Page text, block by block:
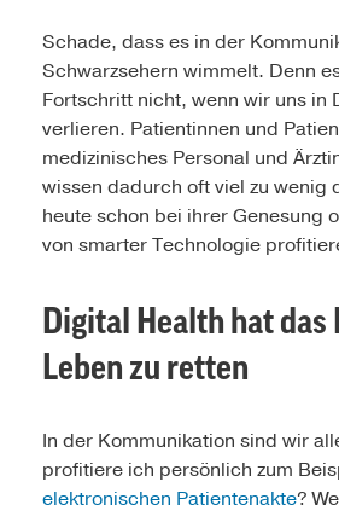
Schade, dass es in der
Schwarzsehern wimmelt. Denn
Fortschritt nicht, wenn wir uns in
verlieren. Patientinnen und
medizinisches Personal und
wissen dadurch oft viel zu wenig
heute schon bei ihrer Genesung
von smarter Technologie
Digital Health hat das
Leben zu retten
In der Kommunikation sind wir
profitiere ich persönlich zum
elektronischen Patientenakte?